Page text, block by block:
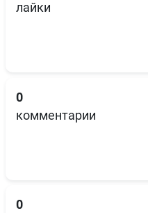
лайки
0
комментарии
0